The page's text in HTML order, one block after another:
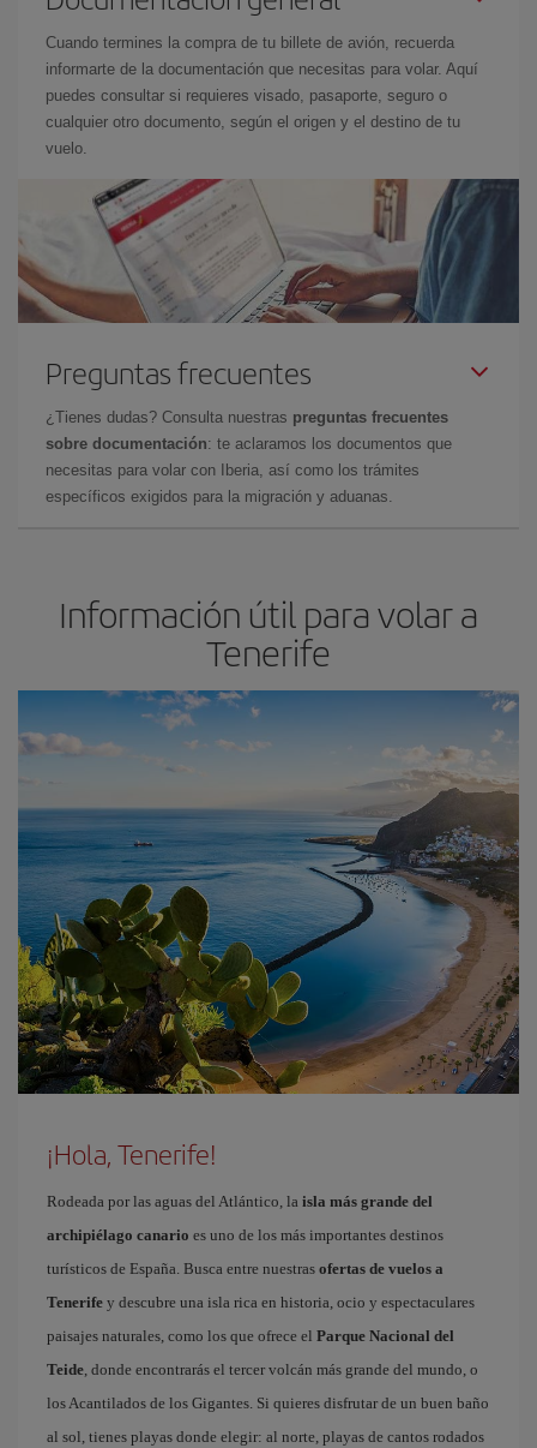
Cuando termines la compra de tu billete de avión, recuerda
informarte de la documentación que necesitas para volar. Aquí
puedes consultar si requieres visado, pasaporte, seguro o
cualquier otro documento, según el origen y el destino de tu
vuelo.
Preguntas frecuentes
¿Tienes dudas? Consulta nuestras preguntas frecuentes
sobre documentación: te aclaramos los documentos que
necesitas para volar con Iberia, así como los trámites
específicos exigidos para la migración y aduanas.
Información útil para volar a
Tenerife
¡Hola, Tenerife!
Rodeada por las aguas del Atlántico, la isla más grande del
archipiélago canario es uno de los más importantes destinos
turísticos de España. Busca entre nuestras ofertas de vuelos a
Tenerife y descubre una isla rica en historia, ocio y espectaculares
paisajes naturales, como los que ofrece el Parque Nacional del
Teide, donde encontrarás el tercer volcán más grande del mundo, o
los Acantilados de los Gigantes. Si quieres disfrutar de un buen baño
al sol, tienes playas donde elegir: al norte, playas de cantos rodados